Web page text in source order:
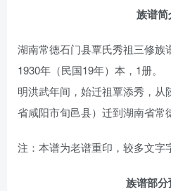
族谱简
湖南常德石门县覃氏秀祖三修族
1930年（民国19年）本，1册。
明洪武年间，始迁祖覃添秀，
省咸阳市旬邑县）迁到湖南省常
注：本谱为老谱重印，较多文字
族谱部